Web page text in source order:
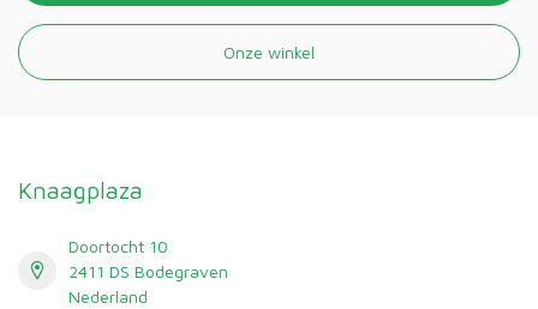
Onze winkel
Knaagplaza
Doortocht 10
2411 DS Bodegraven
Nederland